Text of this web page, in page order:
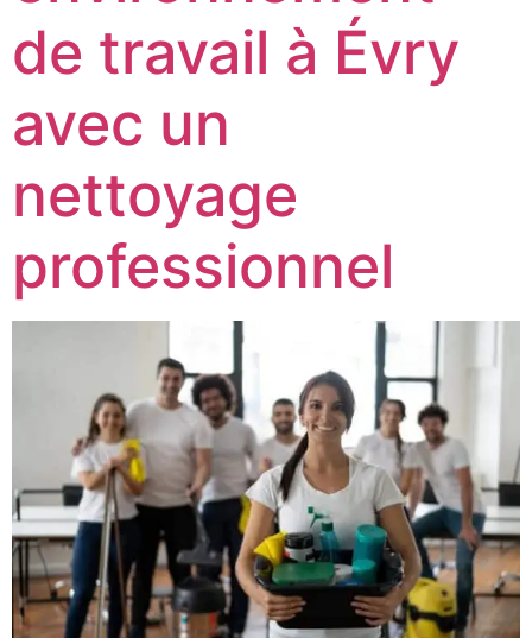
de travail à Évry
avec un
nettoyage
professionnel